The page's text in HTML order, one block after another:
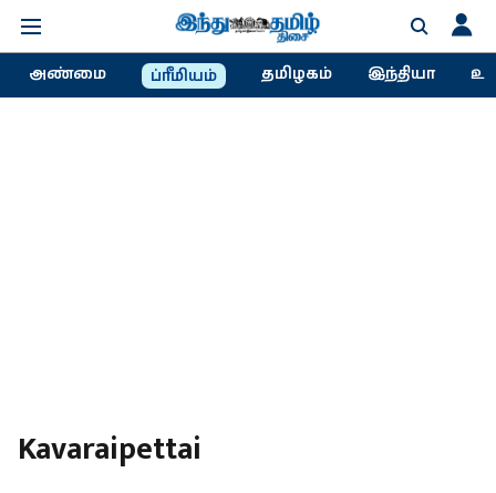
அண்மை ப்ரீமியம் தமிழகம் இந்தியா
Kavaraipettai